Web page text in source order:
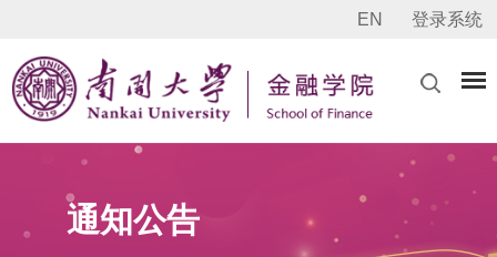
EN 登录系统
通知公告